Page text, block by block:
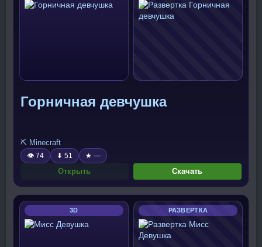
Горничная девчушка
⛏️ Minecraft
👁 74 ⬇ 51 ★ —
Открыть Скачать
3D РАЗВЕРТКА